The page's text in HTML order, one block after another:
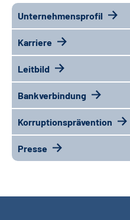
Unternehmensprofil
Karriere
Leitbild
Bankverbindung
Korruptionsprävention
Presse